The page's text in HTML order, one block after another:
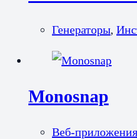
Генераторы,
Monosnap
Веб-приложения